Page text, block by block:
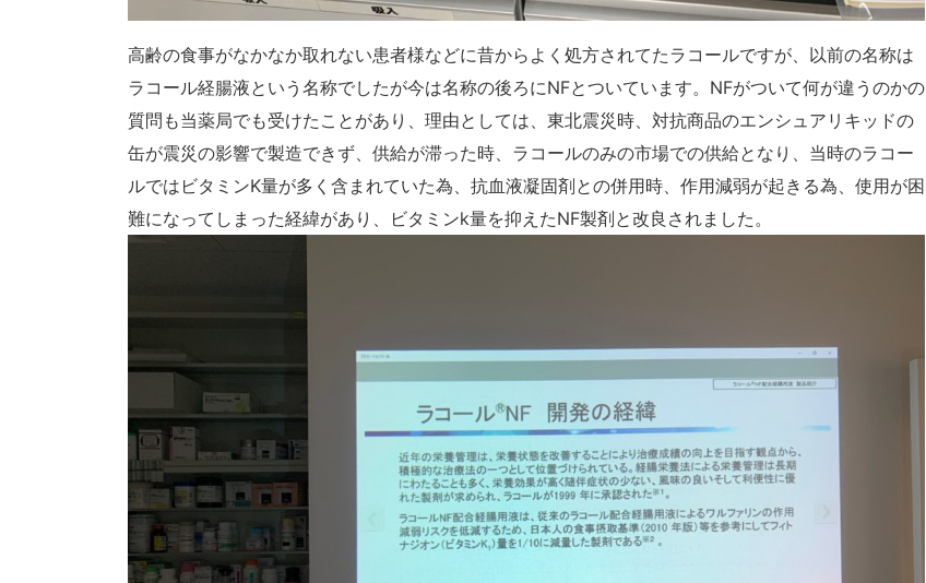
高齢の食事がなかなか取れない患者様などに昔からよく処方されてたラコールですが、以前の名称は
ラコール経腸液という名称でしたが今は名称の後ろにNFとついています。NFがついて何が違うのかの
質問も当薬局でも受けたことがあり、理由としては、東北震災時、対抗商品のエンシュアリキッドの
缶が震災の影響で製造できず、供給が滞った時、ラコールのみの市場での供給となり、当時のラコー
ルではビタミンK量が多く含まれていた為、抗血液凝固剤との併用時、作用減弱が起きる為、使用が困
難になってしまった経緯があり、ビタミンk量を抑えたNF製剤と改良されました。